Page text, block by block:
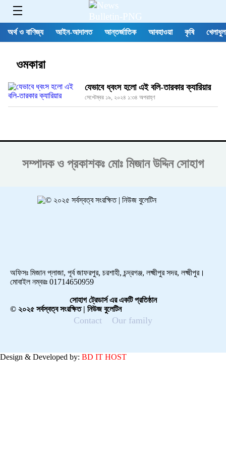
অর্থ ও বাণিজ্য আইন-আদালত আন্তর্জাতিক আবহাওয়া কৃষি
ওমকারা
যেভাবে ধ্বংস হলো এই বলি-তারকার ক্যারিয়ার
সেপ্টেম্বর ১৯, ২০২৪ ১:৩৪ অপরাহ্ণ
সম্পাদক ও প্রকাশকঃ মোঃ মিজান উদ্দিন সোহাগ
অফিসঃ মিজান প্লাজা, পূর্ব জাফরপুর, চরশাহী, চন্দ্রগঞ্জ, লক্ষ্মীপুর সদর, লক্ষ্মীপুর।
মোবাইল নম্বরঃ 01714650959
সোহাগ ট্রেডার্স এর একটি প্রতিষ্ঠান
© ২০২৫ সর্বস্বত্ব সংরক্ষিত | নিউজ বুলেটিন
Contact Our family
Design & Developed by: BD IT HOST